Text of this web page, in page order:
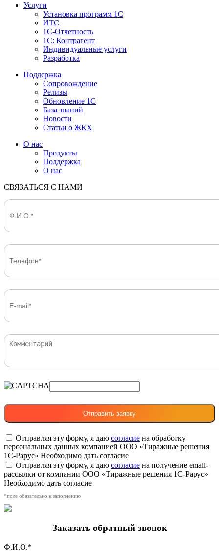
Услуги
Установка программ 1С
ИТС
1С-Отчетность
1С: Контрагент
Индивидуальные услуги
Разработка
Поддержка
Сопровождение
Релизы
Обновление 1С
База знаний
Новости
Статьи о ЖКХ
О нас
Продукты
Поддержка
О нас
СВЯЗАТЬСЯ С НАМИ
Отправляя эту форму, я даю согласие на обработку
персональных данных компанией ООО «Тиражные решения
1С-Рарус» Необходимо дать согласие
Отправляя эту форму, я даю согласие на получение email-
рассылки от компании ООО «Тиражные решения 1С-Рарус»
Необходимо дать согласие
*поле обязательно к заполнению
Заказать обратный звонок
Ф.И.О.*